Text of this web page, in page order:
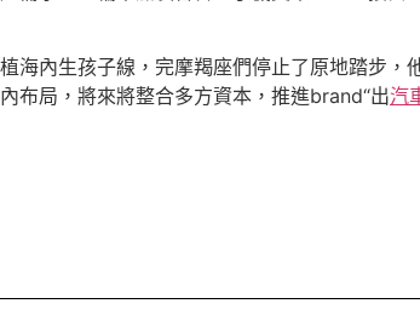
海內生孩子線，完摩羯座們停止了原地踏步，
布局，將來將整合多方資本，推進brand“出汽